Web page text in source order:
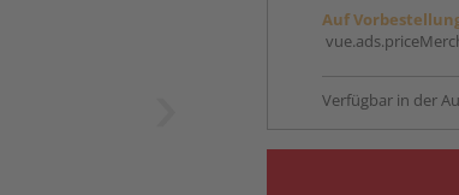
Auf
Verfügbar in der